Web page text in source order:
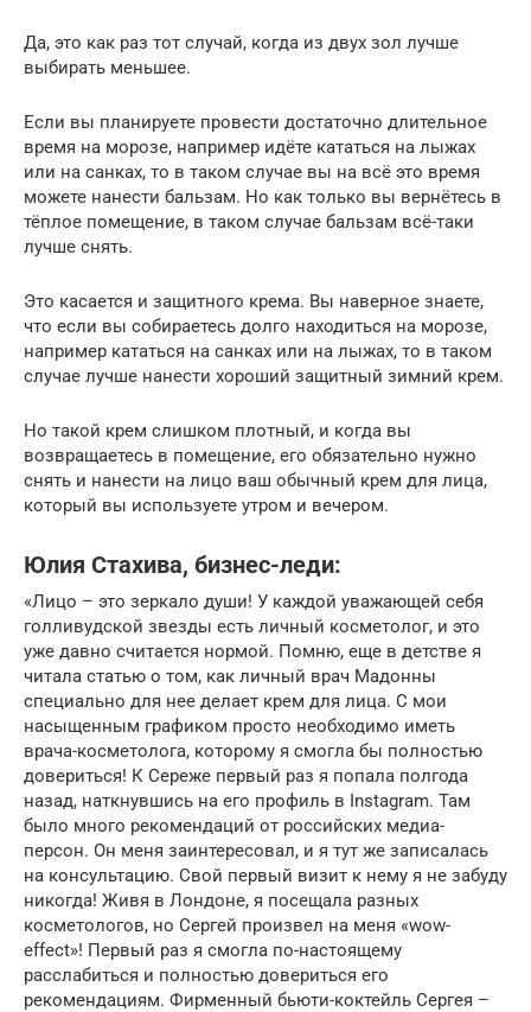
Да, это как раз тот случай, когда из двух зол лучше
выбирать меньшее.
Если вы планируете провести достаточно длительное
время на морозе, например идёте кататься на лыжах
или на санках, то в таком случае вы на всё это время
можете нанести бальзам. Но как только вы вернётесь в
тёплое помещение, в таком случае бальзам всё-таки
лучше снять.
Это касается и защитного крема. Вы наверное знаете,
что если вы собираетесь долго находиться на морозе,
например кататься на санках или на лыжах, то в таком
случае лучше нанести хороший защитный зимний крем.
Но такой крем слишком плотный, и когда вы
возвращаетесь в помещение, его обязательно нужно
снять и нанести на лицо ваш обычный крем для лица,
который вы используете утром и вечером.
Юлия Стахива, бизнес-леди:
«Лицо – это зеркало души! У каждой уважающей себя
голливудской звезды есть личный косметолог, и это
уже давно считается нормой. Помню, еще в детстве я
читала статью о том, как личный врач Мадонны
специально для нее делает крем для лица. С мои
насыщенным графиком просто необходимо иметь
врача-косметолога, которому я смогла бы полностью
довериться! К Сереже первый раз я попала полгода
назад, наткнувшись на его профиль в Instagram. Там
было много рекомендаций от российских медиа-
персон. Он меня заинтересовал, и я тут же записалась
на консультацию. Свой первый визит к нему я не забуду
никогда! Живя в Лондоне, я посещала разных
косметологов, но Сергей произвел на меня «wow-
effect»! Первый раз я смогла по-настоящему
расслабиться и полностью довериться его
рекомендациям. Фирменный бьюти-коктейль Сергея –